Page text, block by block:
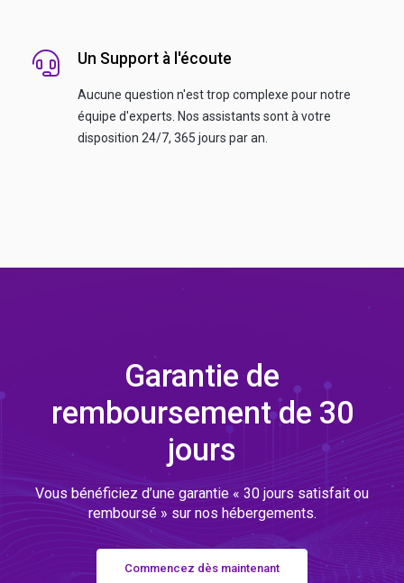
Un Support à l'écoute
Aucune question n'est trop complexe pour notre
équipe d'experts. Nos assistants sont à votre
disposition 24/7, 365 jours par an.
Garantie de
remboursement de 30
jours
Vous bénéficiez d’une garantie « 30 jours satisfait ou
remboursé » sur nos hébergements.
Commencez dès maintenant